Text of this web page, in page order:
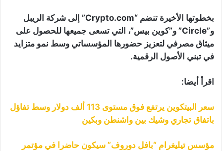
بخطوتها الأخيرة تنضم “Crypto.com” إلى شركة الريبل
و”Circle” و”كوين بيس”، التي تسعى جميعها للحصول على
ميثاق مصرفي لتعزيز حضورها المؤسساتي وسط نمو متزايد
في تبني الأصول الرقمية.
اقرأ أيضا:
سعر البيتكوين يرتفع فوق مستوى 113 ألف دولار وسط تفاؤل
باتفاق تجاري وشيك بين واشنطن وبكين
مؤسس تيليغرام “بافل دوروف” سيكون حاضرا في مؤتمر